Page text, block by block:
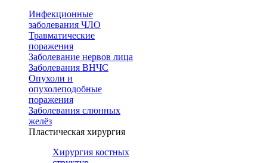
Инфекционные
заболевания ЧЛО
Травматические
поражения
Заболевание нервов лица
Заболевания ВНЧС
Опухоли и
опухолеподобные
поражения
Заболевания слюнных
желёз
Пластическая хирургия
Хирургия костных